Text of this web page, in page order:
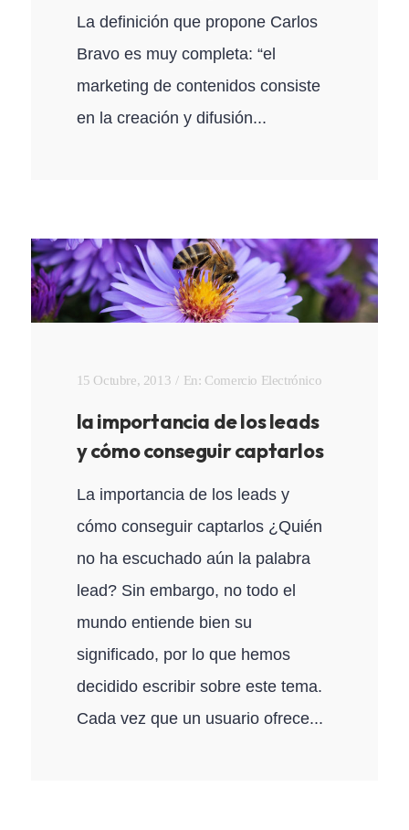
La definición que propone Carlos
Bravo es muy completa: “el
marketing de contenidos consiste
en la creación y difusión...
15 Octubre, 2013 En: Comercio Electrónico
la importancia de los leads
y cómo conseguir captarlos
La importancia de los leads y
cómo conseguir captarlos ¿Quién
no ha escuchado aún la palabra
lead? Sin embargo, no todo el
mundo entiende bien su
significado, por lo que hemos
decidido escribir sobre este tema.
Cada vez que un usuario ofrece...